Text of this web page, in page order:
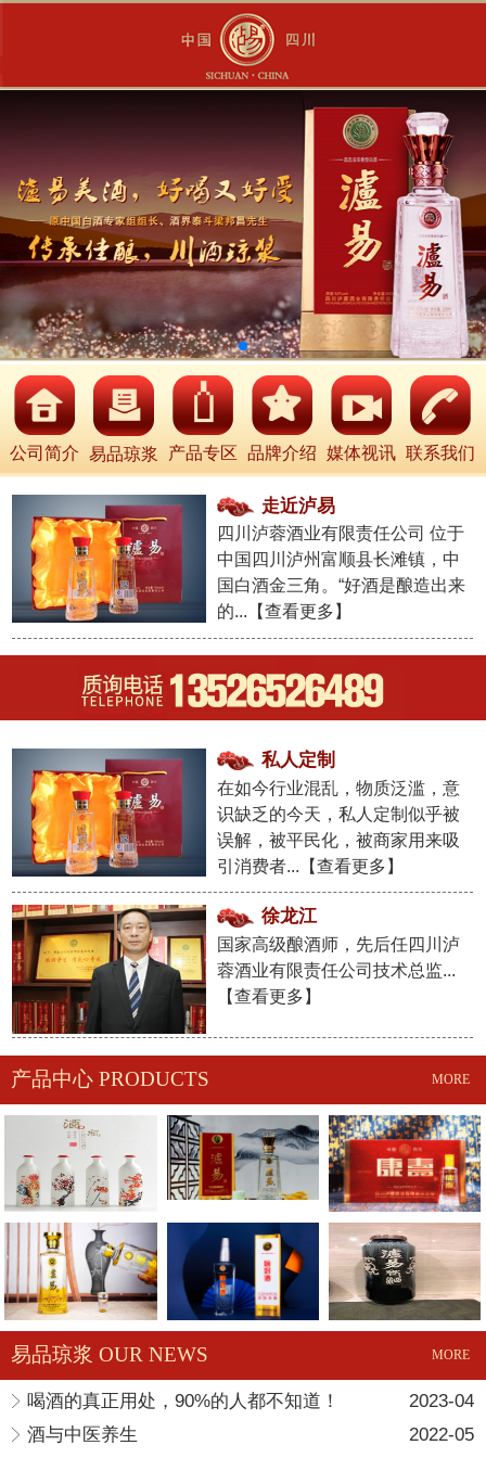
公司简介 易品琼浆 产品专区 品牌介绍 媒体视讯 联系我们
走近泸易
四川泸蓉酒业有限责任公司 位于
中国四川泸州富顺县长滩镇，中
国白酒金三角。“好酒是酿造出来
的...【查看更多 】
私人定制
在如今行业混乱，物质泛滥，意
识缺乏的今天，私人定制似乎被
误解，被平民化，被商家用来吸
引消费者...【查看更多 】
徐龙江
国家高级酿酒师，先后任四川泸
蓉酒业有限责任公司技术总监...
【查看更多 】
产品中心 PRODUCTS MORE
易品琼浆 OUR NEWS MORE
喝酒的真正用处，90%的人都不知道！
2023-04
酒与中医养生
2022-05